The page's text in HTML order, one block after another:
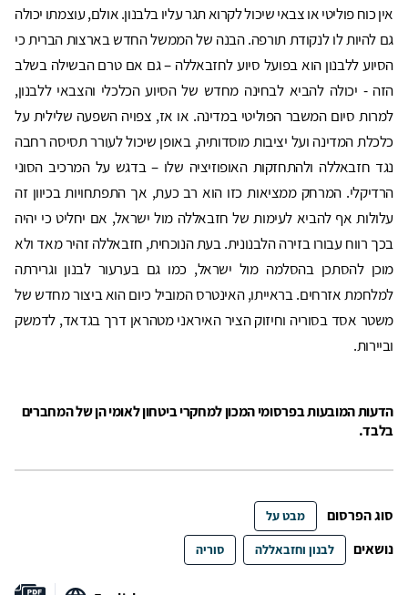
אין כוח פוליטי או צבאי שיכול לקרוא תגר עליו בלבנון. אולם, עוצמתו יכולה
גם להיות לו לנקודת תורפה. הבנה של הממשל החדש בארצות הברית כי
הסיוע ללבנון הוא בפועל סיוע לחזבאללה – גם אם טרם הבשילה בשלב
הזה - יכולה להביא לבחינה מחדש של הסיוע הכלכלי והצבאי ללבנון,
למרות סיום המשבר הפוליטי במדינה. או אז, צפויה השפעה שלילית על
כלכלת המדינה ועל יציבות מוסדותיה, באופן שיכול לעורר תסיסה רחבה
נגד חזבאללה ולהתחזקות האופוזיציה שלו – בדגש על המרכיב הסוני
הרדיקלי. המרחק ממציאות כזו הוא רב כעת, אך התפתחויות בכיוון זה
עלולות אף להביא לעימות של חזבאללה מול ישראל, אם יחליט כי יהיה
בכך רווח עבורו בזירה הלבנונית. בעת הנוכחית, חזבאללה זהיר מאד ולא
מוכן להסתכן בהסלמה מול ישראל, כמו גם בערעור לבנון וגרירתה
למלחמת אזרחים. בראייתו, האינטרס המוביל כיום הוא ביצור מחדש של
משטר אסד בסוריה וחיזוק הציר האיראני מטהראן דרך בגדאד, לדמשק
וביירות.
הדעות המובעות בפרסומי המכון למחקרי ביטחון לאומי הן של המחברים
בלבד.
סוג הפרסום מבט על
נושאים לבנון וחזבאללה סוריה